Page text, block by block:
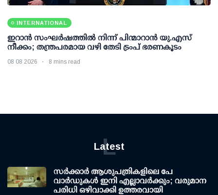
INTERNATIONAL
ഇറാന്‍ സംഘര്‍ഷത്തില്‍ നിന്ന് പിന്മാറാന്‍ യു.എസ്
നീക്കം; തന്ത്രപരമായ വഴി തേടി ട്രംപ് ഭരണകൂടം
08 08 2026 8 mins read
Latest
L
സര്‍ക്കാര്‍ ആശുപത്രികളിലെ പേ
വാര്‍ഡുകള്‍ ഇനി എല്ലാവര്‍ക്കും; വരുമാന
പരിധി ഒഴിവാക്കി ഉത്തരവായി